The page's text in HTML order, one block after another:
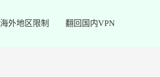
海外地区限制 翻回国内VPN